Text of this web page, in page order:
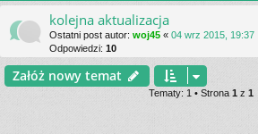
kolejna aktualizacja
Ostatni post autor: woj45 « 04 wrz 2015, 19:37
Odpowiedzi: 10
Załóż nowy temat
Tematy: 1 • Strona 1z 1